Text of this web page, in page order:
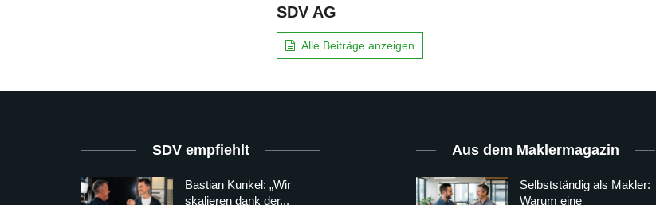
SDV AG
Alle Beiträge anzeigen
SDV empfiehlt
Bastian Kunkel: „Wir
skalieren dank der...
Aus dem Maklermagazin
Selbstständig als Makler:
Warum eine